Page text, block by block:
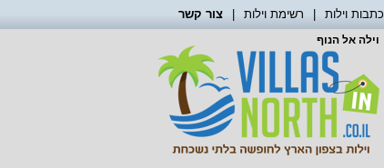
כתבות וילות רשימת וילות צור קשר
וילה אל הנוף